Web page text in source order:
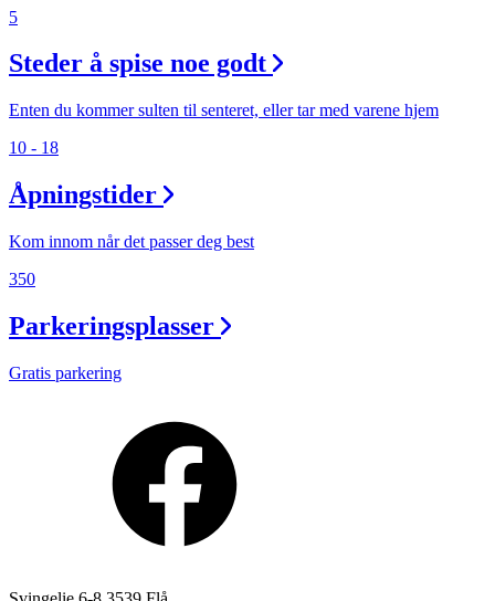
5
Steder å spise noe godt
Enten du kommer sulten til senteret, eller tar med varene hjem
10 - 18
Åpningstider
Kom innom når det passer deg best
350
Parkeringsplasser
Gratis parkering